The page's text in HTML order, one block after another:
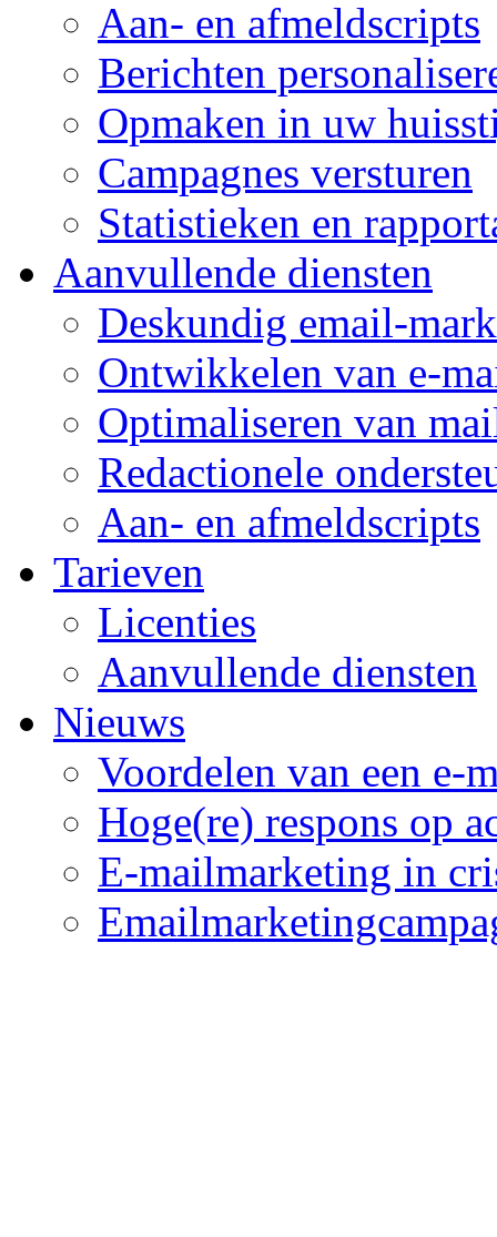
Aan- en afmeldscripts
Berichten
Opmaken in uw
Campagnes versturen
Statistieken en
Aanvullende diensten
Deskundig email-
Ontwikkelen van e-
Optimaliseren van
Redactionele
Aan- en afmeldscripts
Tarieven
Licenties
Aanvullende diensten
Nieuws
Voordelen van een e-
Hoge(re) respons op
E-mailmarketing in